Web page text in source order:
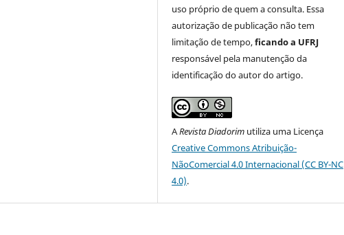
uso próprio de quem a consulta. Essa
autorização de publicação não tem
limitação de tempo,ficando a UFRJ
responsável pela manutenção da
identificação do autor do artigo.
ARevista Diadorim utiliza uma Licença
Creative Commons Atribuição-
NãoComercial 4.0 Internacional (CC BY-NC
4.0).